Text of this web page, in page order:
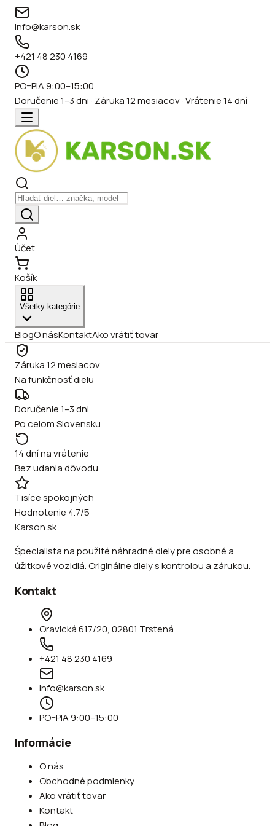
info@karson.sk
+421 48 230 4169
PO–PIA 9:00–15:00
Doručenie 1–3 dni · Záruka 12 mesiacov · Vrátenie 14 dní
Účet
Košík
Všetky kategórie
BlogO násKontaktAko vrátiť tovar
Záruka 12 mesiacov
Na funkčnosť dielu
Doručenie 1–3 dni
Po celom Slovensku
14 dní na vrátenie
Bez udania dôvodu
Tisíce spokojných
Hodnotenie 4.7/5
Karson.sk
Špecialista na použité náhradné diely pre osobné a
úžitkové vozidlá. Originálne diely s kontrolou a zárukou.
Kontakt
Oravická 617/20, 02801 Trstená
+421 48 230 4169
info@karson.sk
PO–PIA 9:00–15:00
Informácie
O nás
Obchodné podmienky
Ako vrátiť tovar
Kontakt